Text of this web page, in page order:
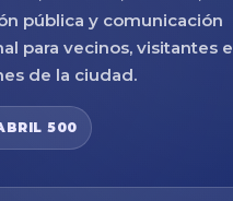
pública y comunicación
para vecinos, visitantes e
de la ciudad.
500